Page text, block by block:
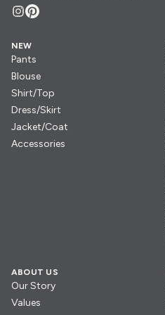
NEW
Pants
Blouse
Shirt/Top
Dress/Skirt
Jacket/Coat
Accessories
ABOUT US
Our Story
Values